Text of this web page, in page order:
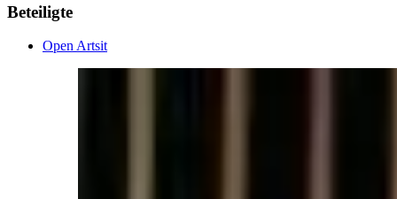
Beteiligte
Open Artsit